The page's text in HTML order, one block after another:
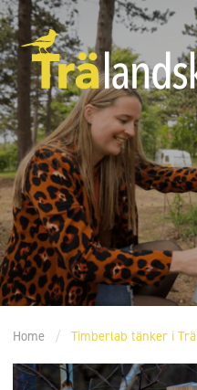
Home / Timberlab tänker i Trä